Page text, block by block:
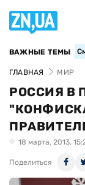
ВАЖНЫЕ ТЕМЫ
ГЛАВНАЯ МИР
РОССИЯ В
18 марта, 2013,
Поделиться